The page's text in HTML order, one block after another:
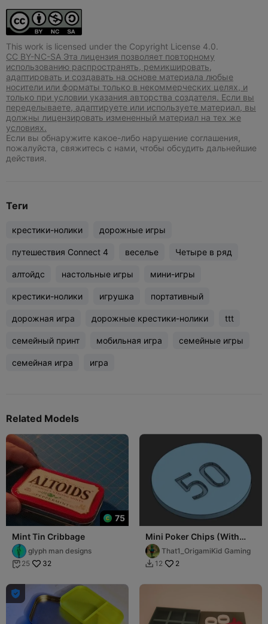
This work is licensed under the Copyright License 4.0.
CC BY-NC-SA Эта лицензия позволяет повторному
использованию распространять, ремикшировать,
адаптировать и создавать на основе материала любые
носители или форматы только в некоммерческих целях, и
только при условии указания авторства создателя. Если вы
переделываете, адаптируете или используете материал, вы
должны лицензировать измененный материал на тех же
условиях.
Если вы обнаружите какое-либо нарушение соглашения,
пожалуйста, свяжитесь с нами, чтобы обсудить дальнейшие
действия.
Теги
крестики-нолики дорожные игры
путешествия Connect 4 веселье Четыре в ряд
алтойдс настольные игры мини-игры
крестики-нолики игрушка портативный
дорожная игра дорожные крестики-нолики ttt
семейный принт мобильная игра семейные игры
семейная игра игра
Related Models
75
Mint Tin Cribbage
glyph man designs
 25 32
Mini Poker Chips (With
Altoid Tin Insert)
That1_OrigamiKid Gaming
 12 2
